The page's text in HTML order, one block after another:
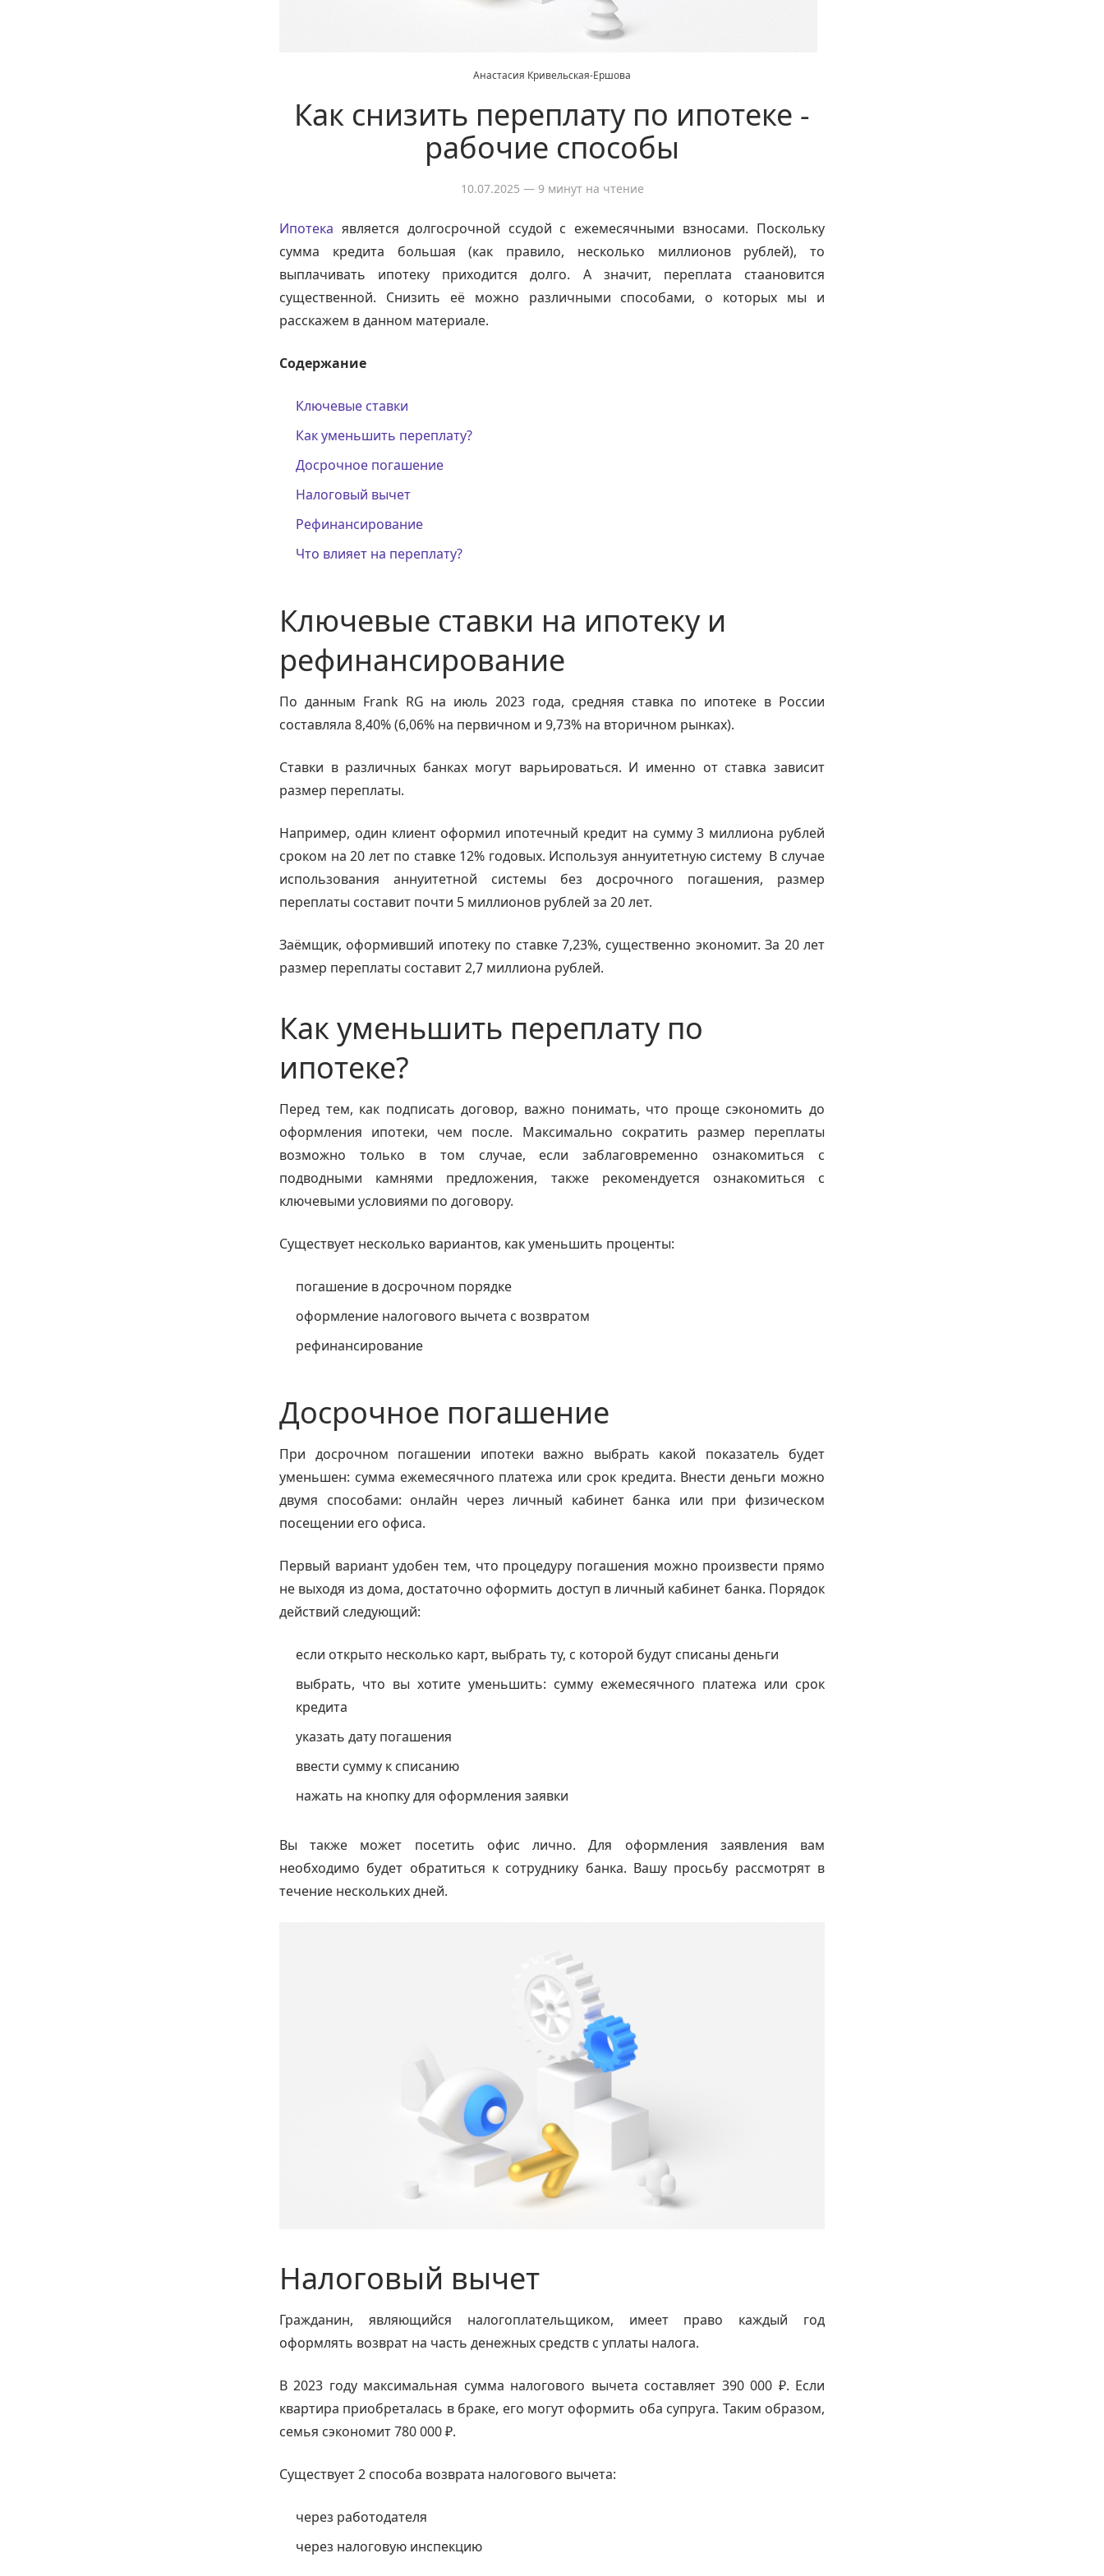
Анастасия Кривельская-Ершова
Как снизить переплату по ипотеке -
рабочие способы
10.07.2025 — 9 минут на чтение
Ипотека является долгосрочной ссудой с ежемесячными взносами. Поскольку
сумма кредита большая (как правило, несколько миллионов рублей), то
выплачивать ипотеку приходится долго. А значит, переплата стаановится
существенной. Снизить её можно различными способами, о которых мы и
расскажем в данном материале.
Cодержание
Ключевые ставки
Как уменьшить переплату?
Досрочное погашение
Налоговый вычет
Рефинансирование
Что влияет на переплату?
Ключевые ставки на ипотеку и
рефинансирование
По данным Frank RG на июль 2023 года, средняя ставка по ипотеке в России
составляла 8,40% (6,06% на первичном и 9,73% на вторичном рынках).
Ставки в различных банках могут варьироваться. И именно от ставка зависит
размер переплаты.
Например, один клиент оформил ипотечный кредит на сумму 3 миллиона рублей
сроком на 20 лет по ставке 12% годовых. Используя аннуитетную систему В случае
использования аннуитетной системы без досрочного погашения, размер
переплаты составит почти 5 миллионов рублей за 20 лет.
Заёмщик, оформивший ипотеку по ставке 7,23%, существенно экономит. За 20 лет
размер переплаты составит 2,7 миллиона рублей.
Как уменьшить переплату по
ипотеке?
Перед тем, как подписать договор, важно понимать, что проще сэкономить до
оформления ипотеки, чем после. Максимально сократить размер переплаты
возможно только в том случае, если заблаговременно ознакомиться с
подводными камнями предложения, также рекомендуется ознакомиться с
ключевыми условиями по договору.
Существует несколько вариантов, как уменьшить проценты:
погашение в досрочном порядке
оформление налогового вычета с возвратом
рефинансирование
Досрочное погашение
При досрочном погашении ипотеки важно выбрать какой показатель будет
уменьшен: сумма ежемесячного платежа или срок кредита. Внести деньги можно
двумя способами: онлайн через личный кабинет банка или при физическом
посещении его офиса.
Первый вариант удобен тем, что процедуру погашения можно произвести прямо
не выходя из дома, достаточно оформить доступ в личный кабинет банка. Порядок
действий следующий:
если открыто несколько карт, выбрать ту, с которой будут списаны деньги
выбрать, что вы хотите уменьшить: сумму ежемесячного платежа или срок
кредита
указать дату погашения
ввести сумму к списанию
нажать на кнопку для оформления заявки
Вы также может посетить офис лично. Для оформления заявления вам
необходимо будет обратиться к сотруднику банка. Вашу просьбу рассмотрят в
течение нескольких дней.
Налоговый вычет
Гражданин, являющийся налогоплательщиком, имеет право каждый год
оформлять возврат на часть денежных средств с уплаты налога.
В 2023 году максимальная сумма налогового вычета составляет 390 000 ₽. Если
квартира приобреталась в браке, его могут оформить оба супруга. Таким образом,
семья сэкономит 780 000 ₽.
Существует 2 способа возврата налогового вычета:
через работодателя
через налоговую инспекцию